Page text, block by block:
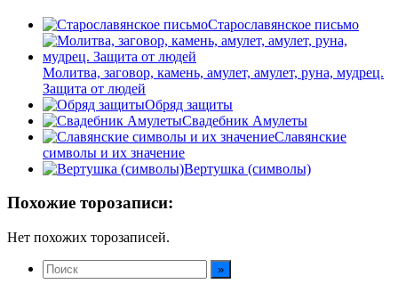
Старославянское письмо
Молитва, заговор, камень, амулет, амулет, руна, мудрец.
Защита от людей
Обряд защиты
Свадебник Амулеты
Славянские
символы и их значение
Вертушка (символы)
Похожие торозаписи:
Нет похожих торозаписей.